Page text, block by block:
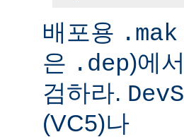
배포용 .mak
은 .dep)에
검하라.
(VC5)나